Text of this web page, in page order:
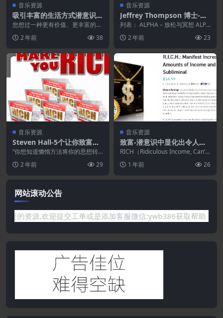
音乐资源
吸引丰富的生活方式潜意识磁
带
您想过一种更有价值、更丰富的生
方法来获得您需要的一...
2 年前 38
音乐资源
Jeffrey Thompson 博士-脑
波组
列表： ALPHA – 放松与冥想 ALPH
2 年前 23
音乐资源
Steven Hall-5个让你致富的
冥想音乐(67.00美元)
“你想知道懒惰方法将你的思想转
想象在我为您重新...
2 年前 29
音乐资源
致富-潜意识中显化出令人难
以置信的收入和财富
RICH（Ridiculous Income, Can’t
1 年前 26
网站滚动公告
站没有你需要的资源,欢迎提交工单或是添加客服微信:ywb386